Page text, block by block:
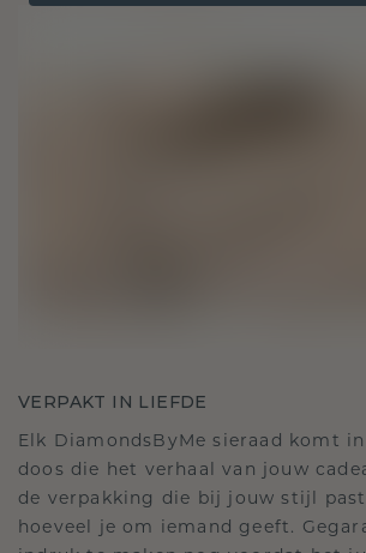
VERPAKT IN LIEFDE
Elk DiamondsByMe sieraad komt
doos die het verhaal van jouw
de verpakking die bij jouw stijl
hoeveel je om iemand geeft.